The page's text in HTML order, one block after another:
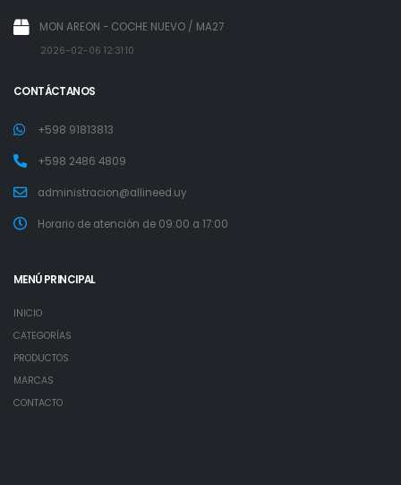
MON AREON - COCHE NUEVO / MA27
2026-02-06 12:31:10
CONTÁCTANOS
+598 91813813
+598 2486 4809
administracion@allineed.uy
Horario de atención de 09:00 a 17:00
MENÚ PRINCIPAL
INICIO
CATEGORÍAS
PRODUCTOS
MARCAS
CONTACTO